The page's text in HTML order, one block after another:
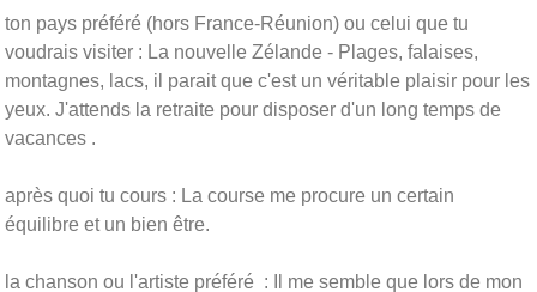
ton pays préféré (hors France-Réunion) ou celui que tu
voudrais visiter : La nouvelle Zélande - Plages, falaises,
montagnes, lacs, il parait que c'est un véritable plaisir pour les
yeux. J'attends la retraite pour disposer d'un long temps de
vacances .
après quoi tu cours : La course me procure un certain
équilibre et un bien être.
la chanson ou l'artiste préféré : Il me semble que lors de mon